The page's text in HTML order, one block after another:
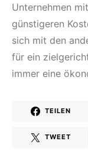
Unternehmen
günstigeren
sich mit den
für ein
immer eine
TEILEN
TWEET